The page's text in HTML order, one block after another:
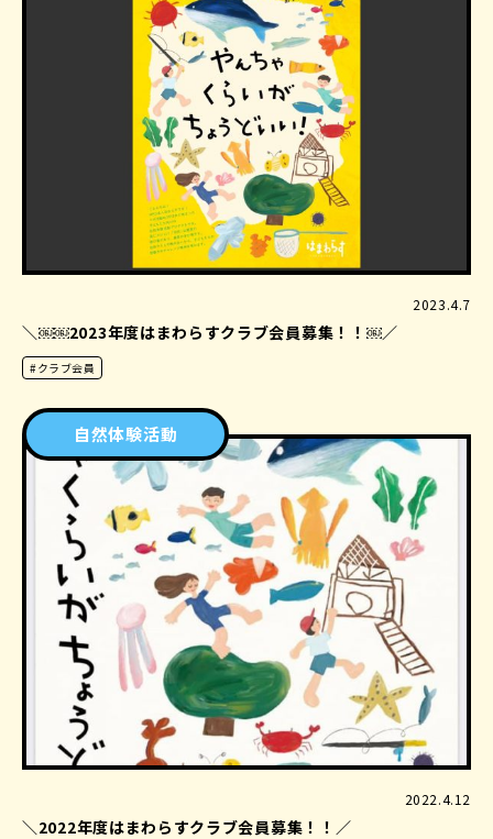
2023.4.7
＼￼￼2023年度はまわらすクラブ会員募集！！￼／
#クラブ会員
自然体験活動
2022.4.12
＼2022年度はまわらすクラブ会員募集！！／